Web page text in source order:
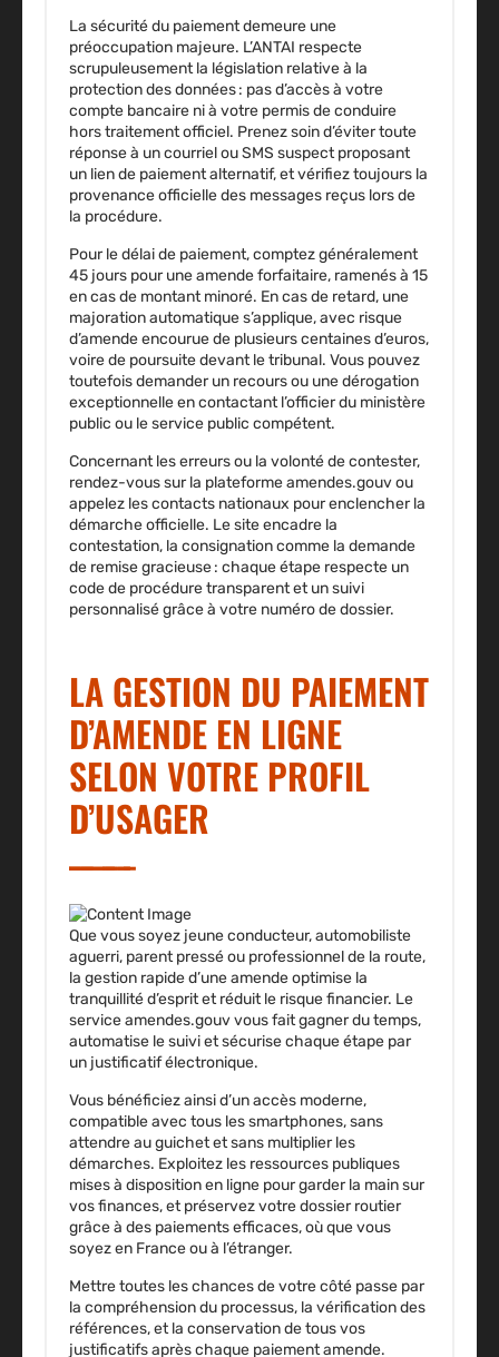
La sécurité du paiementdemeure une
préoccupation majeure. L’ANTAI respecte
scrupuleusement la législation relative à la
protection des données : pas d’accès à votre
compte bancaire ni à votre permis de conduire
hors traitement officiel. Prenez soin d’éviter toute
réponse à un courriel ou SMS suspect proposant
un lien de paiement alternatif, et vérifiez toujours la
provenance officielle des messages reçus lors de
la procédure.
Pour le délai de paiement, comptez généralement
45 jours pour une amende forfaitaire, ramenés à 15
en cas de montant minoré. En cas de retard, une
majoration automatique s’applique, avec risque
d’amende encourue de plusieurs centaines d’euros,
voire de poursuite devant le tribunal. Vous pouvez
toutefois demander un recours ou une dérogation
exceptionnelle en contactant l’officier du ministère
public ou le service public compétent.
Concernant les erreurs ou la volonté de contester,
rendez-vous sur la plateforme amendes.gouv ou
appelez les contacts nationaux pour enclencher la
démarche officielle. Le site encadre la
contestation, la consignation comme la demande
de remise gracieuse : chaque étape respecte un
code de procédure transparent et un suivi
personnalisé grâce à votre numéro de dossier.
LA GESTION DU PAIEMENT
D’AMENDE EN LIGNE
SELON VOTRE PROFIL
D’USAGER
Que vous soyez jeune conducteur, automobiliste
aguerri, parent pressé ou professionnel de la route,
la gestion rapide d’une amende optimise la
tranquillité d’espritet réduit le risque financier. Le
service amendes.gouv vous fait gagner du temps,
automatise le suivi et sécurise chaque étape par
un justificatif électronique.
Vous bénéficiez ainsi d’un accès moderne,
compatible avec tous les smartphones, sans
attendre au guichet et sans multiplier les
démarches. Exploitez les ressources publiques
mises à disposition en ligne pour garder la main sur
vos finances, et préservez votre dossier routier
grâce à des paiements efficaces, où que vous
soyez en France ou à l’étranger.
Mettre toutes les chances de votre côté passe par
la compréhension du processus, la vérification des
références, et la conservation de tous vos
justificatifs après chaque paiement amende.